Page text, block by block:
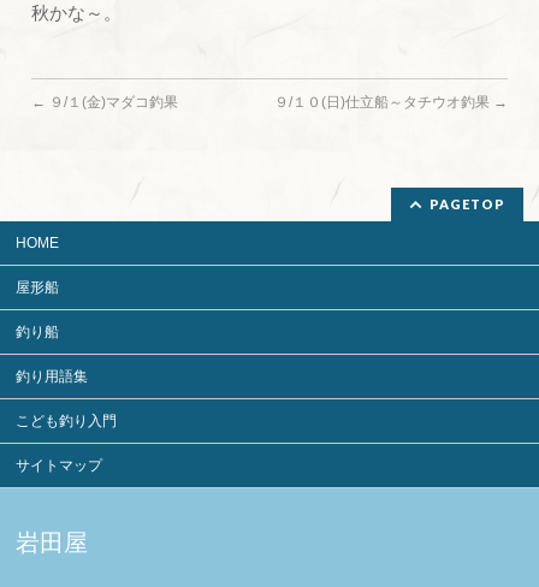
秋かな～。
← ９/１(金)マダコ釣果 ９/１０(日)仕立船～タチウオ釣果 →
PAGETOP
HOME
屋形船
釣り船
釣り用語集
こども釣り入門
サイトマップ
岩田屋